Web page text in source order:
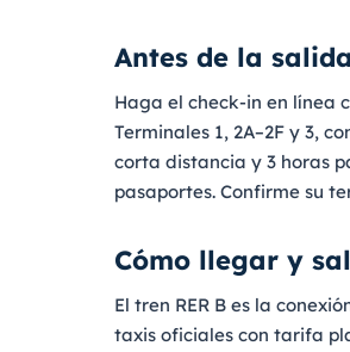
Antes de la
Haga el check-in en línea
Terminales 1, 2A–2F y 3,
corta distancia y 3 horas
pasaportes. Confirme su
Cómo llegar y
El tren RER B es la
taxis oficiales con tarifa